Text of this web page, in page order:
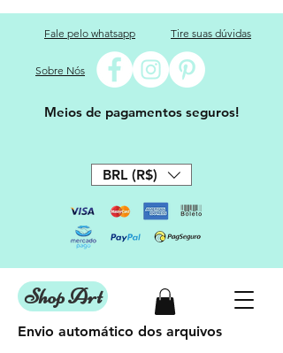
Fale pelo whatsapp Tire suas dúvidas
Sobre Nós
Meios de pagamentos seguros!
BRL (R$)
Shop Art
Envio automático dos arquivos